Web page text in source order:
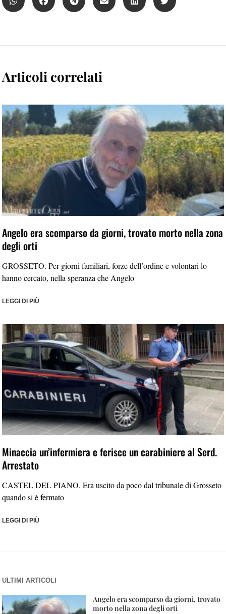
Articoli correlati
Angelo era scomparso da giorni, trovato morto nella zona
degli orti
GROSSETO. Per giorni familiari, forze dell’ordine e volontari lo
hanno cercato, nella speranza che Angelo
LEGGI DI PIÙ
Minaccia un’infermiera e ferisce un carabiniere al Serd.
Arrestato
CASTEL DEL PIANO. Era uscito da poco dal tribunale di Grosseto
quando si è fermato
LEGGI DI PIÙ
ULTIMI ARTICOLI
Angelo era scomparso da giorni, trovato
morto nella zona degli orti